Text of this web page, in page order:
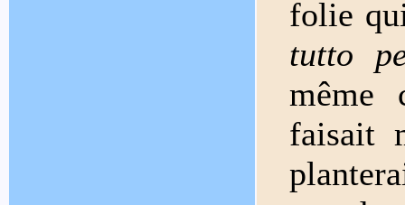
folie
tutto
même
faisait